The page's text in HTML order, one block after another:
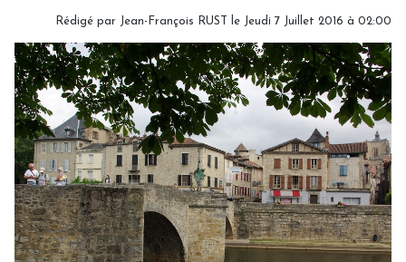
Rédigé par Jean-François RUST le Jeudi 7 Juillet 2016 à 02:00